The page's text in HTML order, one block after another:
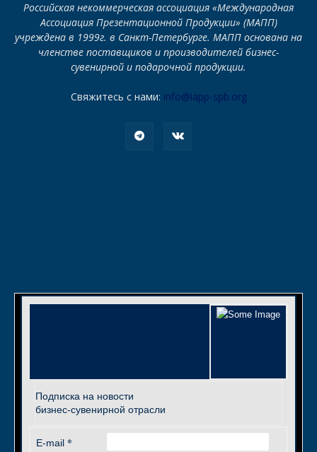
Российская некоммерческая ассоциация «Международная
Ассоциация Презентационной Продукции» (МАПП)
учреждена в 1999г. в Санкт-Петербурге. МАПП основана на
членстве поставщиков и производителей бизнес-
сувенирной и подарочной продукции.
Свяжитесь с нами: info@iapp-spb.org
Подписка на новости
бизнес-сувенирной отрасли
E-mail *